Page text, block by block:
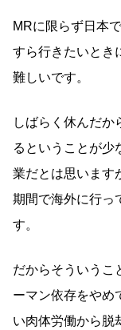
MRに限らず日本
すら行きたいとき
難しいです。
しばらく休んだか
るということが少
業だとは思います
期間で海外に行っ
す。
だからそういうこ
ーマン依存をやめ
い肉体労働から脱